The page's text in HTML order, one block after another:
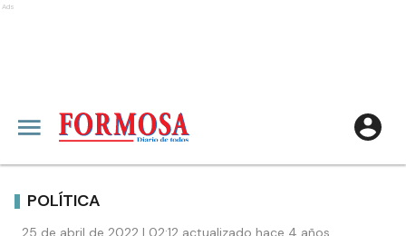
Ads
POLÍTICA
25 de abril de 2022 | 02:12 actualizado hace 4 años